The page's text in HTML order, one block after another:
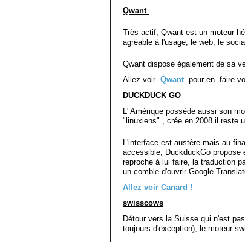
Qwant
Très actif, Qwant est un moteur
agréable à l'usage, le web, le
Qwant dispose également de sa
Allez voir Qwant pour en faire
DUCKDUCK GO
L' Amérique possède aussi son
"linuxiens" , crée en 2008 il reste
L'interface est austère mais au
accessible, DuckduckGo propose
reproche à lui faire, la traduction
un comble d'ouvrir Google
Allez voir Canard !
swisscows
Détour vers la Suisse qui n'est
toujours d'exception), le moteur